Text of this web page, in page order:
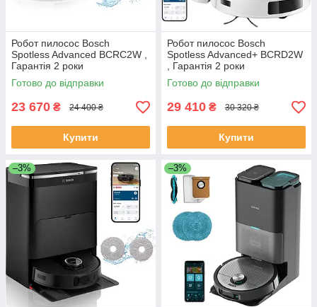
Робот пилосос Bosch
Spotless Advanced BCRC2W ,
Гарантія 2 роки
Готово до відправки
23 670 ₴ 24 400 ₴
Купити
Робот пилосос Bosch
Spotless Advanced+ BCRD2W
, Гарантія 2 роки
Готово до відправки
29 410 ₴ 30 320 ₴
Купити
–3% –3%